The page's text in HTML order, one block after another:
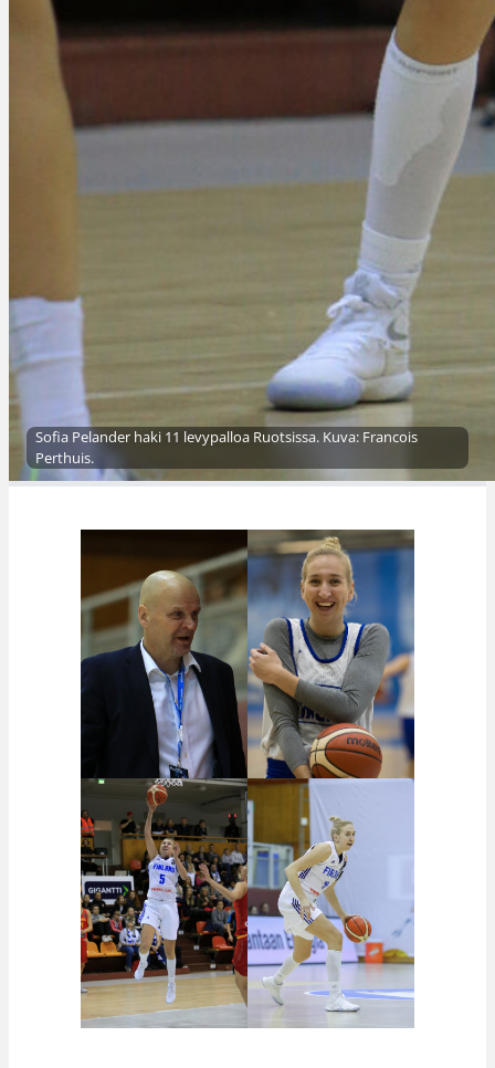
Sofia Pelander haki 11 levypalloa Ruotsissa. Kuva: Francois
Perthuis.